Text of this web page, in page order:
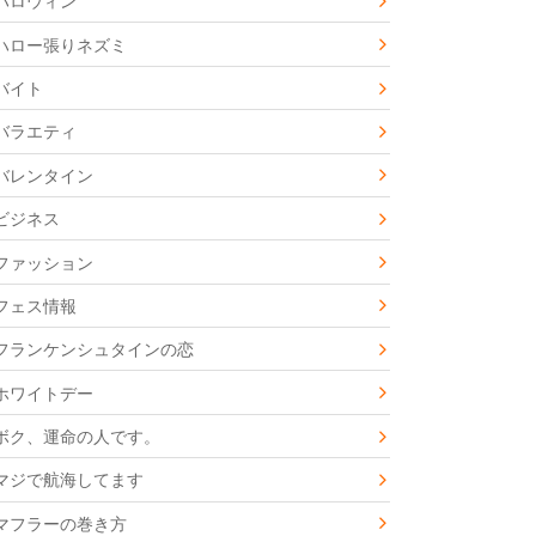
ロー張りネズミ
イト
ラエティ
レンタイン
ジネス
ァッション
ェス情報
ランケンシュタインの恋
ワイトデー
ク、運命の人です。
ジで航海してます
フラーの巻き方